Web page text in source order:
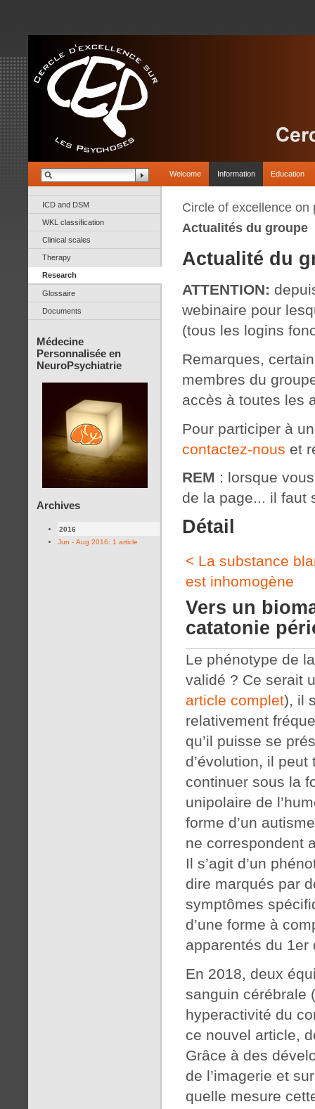
Welcome Information Education
ICD and DSM
WKL classification
Clinical scales
Therapy
Research
Glossaire
Documents
Médecine
Personnalisée en
NeuroPsychiatrie
Archives
2016
Jun - Aug 2016: 1 article
Circle of excellence on
Actualités du groupe
Actualité du
ATTENTION:
webinaire pour
(tous les logins
Remarques,
membres du
accès à toutes les
Pour participer à
contactez-nous et
REM : lorsque
de la page... il faut
Détail
< La substance
est inhomogène
Vers un
catatonie
Le phénotype de
validé ? Ce serait
article complet), il
relativement
qu’il puisse se
d’évolution, il
continuer sous la
unipolaire de
forme d’un
ne correspondent
Il s’agit d’un
dire marqués par
symptômes
d’une forme à
apparentés du 1er
En 2018, deux
sanguin cérébrale
hyperactivité du
ce nouvel article,
Grâce à des
de l’imagerie et
quelle mesure